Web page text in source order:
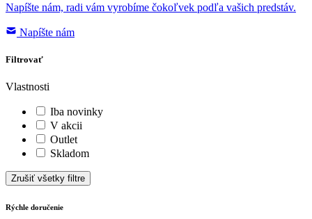
Napíšte nám, radi vám vyrobíme čokoľvek podľa vašich predstáv.
Napíšte nám
Filtrovať
Vlastnosti
Iba novinky
V akcii
Outlet
Skladom
Zrušiť všetky filtre
Rýchle doručenie